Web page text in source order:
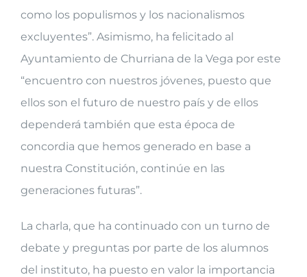
como los populismos y los nacionalismos
excluyentes”. Asimismo, ha felicitado al
Ayuntamiento de Churriana de la Vega por este
“encuentro con nuestros jóvenes, puesto que
ellos son el futuro de nuestro país y de ellos
dependerá también que esta época de
concordia que hemos generado en base a
nuestra Constitución, continúe en las
generaciones futuras”.
La charla, que ha continuado con un turno de
debate y preguntas por parte de los alumnos
del instituto, ha puesto en valor la importancia